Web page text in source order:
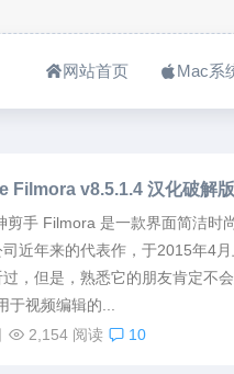
网站首页 Mac系
Filmora v8.5.1.4 汉化破解版
剪手 Filmora 是一款界面简洁时
近年来的代表作，于2015年4
过，但是，熟悉它的朋友肯定
视频编辑的...
2,154 阅读 10